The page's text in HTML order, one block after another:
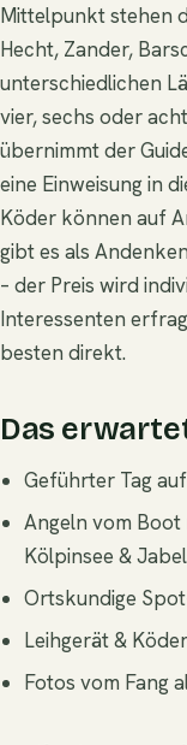
Mittelpunkt stehen
Hecht, Zander,
unterschiedlichen
vier, sechs oder
übernimmt der
eine Einweisung in
Köder können auf
gibt es als
– der Preis wird
Interessenten
besten direkt.
Das
Geführter Tag
Angeln vom Boot
Kölpinsee &
Ortskundige
Leihgerät &
Fotos vom Fang